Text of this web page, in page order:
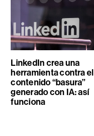
LinkedIn crea una
herramienta contra el
contenido “basura”
generado con IA: así
funciona